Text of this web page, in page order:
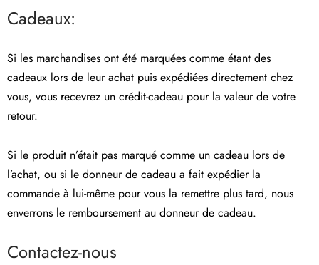
Cadeaux:
Si les marchandises ont été marquées comme étant des
cadeaux lors de leur achat puis expédiées directement chez
vous, vous recevrez un crédit-cadeau pour la valeur de votre
retour.
Si le produit n’était pas marqué comme un cadeau lors de
l’achat, ou si le donneur de cadeau a fait expédier la
commande à lui-même pour vous la remettre plus tard, nous
enverrons le remboursement au donneur de cadeau.
Contactez-nous